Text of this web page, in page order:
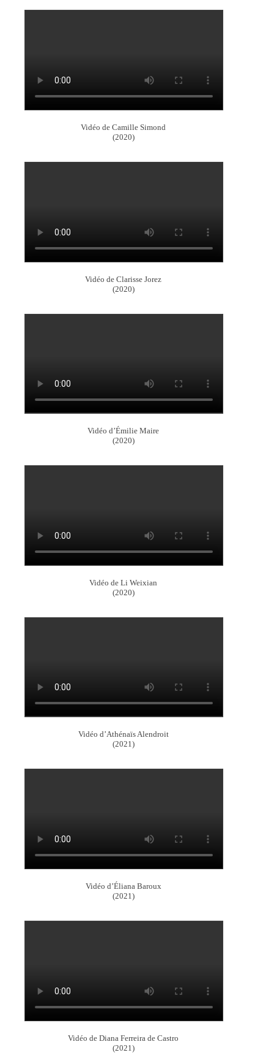
Vidéo de Camille Simond
(2020)
Vidéo de Clarisse Jorez
(2020)
Vidéo d’Émilie Maire
(2020)
Vidéo de Li Weixian
(2020)
Vidéo d’Athénaïs Alendroit
(2021)
Vidéo d’Éliana Baroux
(2021)
Vidéo de Diana Ferreira de Castro
(2021)